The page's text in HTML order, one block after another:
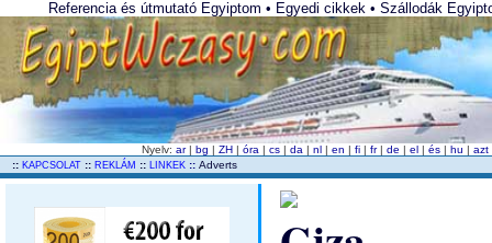
Referencia és útmutató Egyiptom • Egyedi cikkek • Szállodák
Nyelv:ar |bg |ZH |óra |cs |da |nl |en |fi |fr |de |el |és |hu |azt
:: KAPCSOLAT :: REKLÁM :: LINKEK :: Adverts